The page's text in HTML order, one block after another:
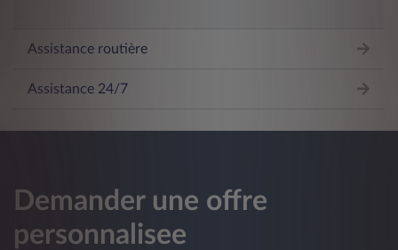
Assistance routière
Assistance 24/7
Demander une offre
personnalisee